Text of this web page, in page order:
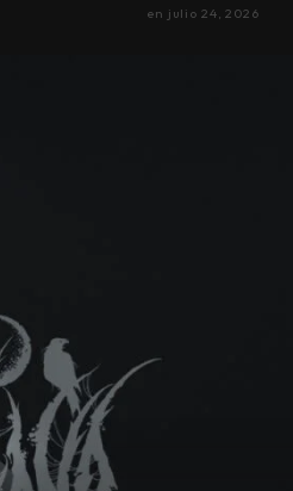
en julio 24, 2026